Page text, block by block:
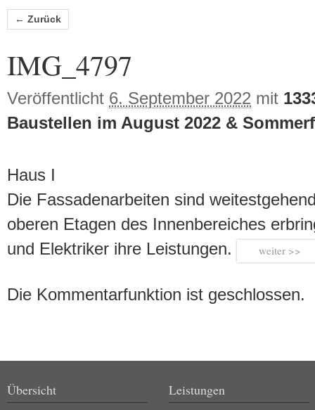
Bilder-Navigation
← Zurück
IMG_4797
Veröffentlicht 6. September 2022 mit
Baustellen im August 2022 &
Haus I
Die Fassadenarbeiten sind
oberen Etagen des Innenbereiches
und Elektriker ihre Leistungen.
weiter
Die Kommentarfunktion ist geschlossen.
Übersicht Leistungen